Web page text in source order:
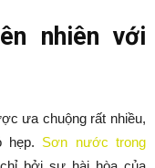
nhiên với
ưa chuộng rất nhiều,
hẹp. Sơn nước trong